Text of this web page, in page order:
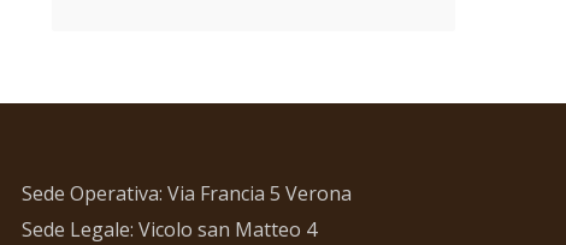
Sede Operativa: Via Francia 5 Verona
Sede Legale: Vicolo san Matteo 4